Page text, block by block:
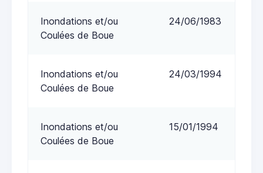
Inondations et/ou
Coulées de Boue
24/06/1983
Inondations et/ou
Coulées de Boue
24/03/1994
Inondations et/ou
Coulées de Boue
15/01/1994